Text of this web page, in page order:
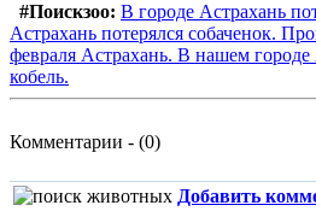
#Поискзоо: В городе Астрахань
Астрахань потерялся собаченок.
февраля Астрахань. В нашем городе
кобель.
Комментарии - (0)
Добавить